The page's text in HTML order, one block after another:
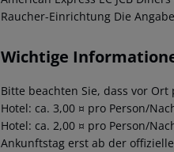
Raucher-Einrichtung Die
Wichtige
Bitte beachten Sie, dass vor
Hotel: ca. 3,00 ¤ pro Person/
Hotel: ca. 2,00 ¤ pro Person/
Ankunftstag erst ab der